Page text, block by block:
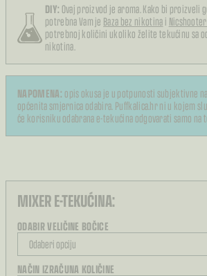
DIY: Ovaj proizvod je aroma. Kako bi proizveli
potrebna Vam je Baza bez nikotinai
potrebnoj količini ukoliko želite tekućinu sa
nikotina.
NAPOMENA: opis okusa je u potpunosti subjektivne
općenita smjernica odabira. Puffkalica.hr ni u kojem
će korisniku odabrana e-tekućina odgovarati samo na
MIXER E-TEKUĆINA:
ODABIR VELIČINE BOČICE
NAČIN IZRAČUNA KOLIČINE